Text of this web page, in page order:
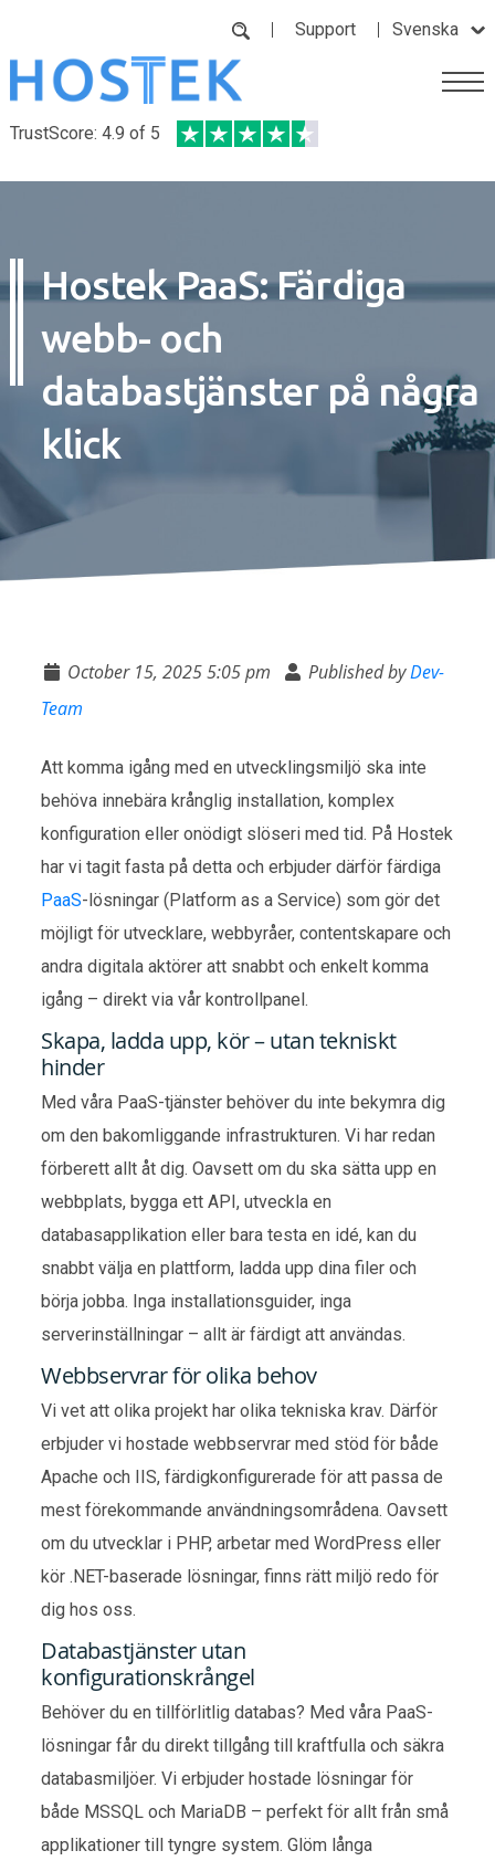
Support Svenska
TrustScore: 4.9 of 5
Hostek PaaS: Färdiga
webb- och
databastjänster på några
klick
October 15, 2025 5:05 pm Published byDev-
Team
Att komma igång med en utvecklingsmiljö ska inte
behöva innebära krånglig installation, komplex
konfiguration eller onödigt slöseri med tid. På Hostek
har vi tagit fasta på detta och erbjuder därför färdiga
PaaS-lösningar (Platform as a Service) som gör det
möjligt för utvecklare, webbyråer, contentskapare och
andra digitala aktörer att snabbt och enkelt komma
igång – direkt via vår kontrollpanel.
Skapa, ladda upp, kör – utan tekniskt
hinder
Med våra PaaS-tjänster behöver du inte bekymra dig
om den bakomliggande infrastrukturen. Vi har redan
förberett allt åt dig. Oavsett om du ska sätta upp en
webbplats, bygga ett API, utveckla en
databasapplikation eller bara testa en idé, kan du
snabbt välja en plattform, ladda upp dina filer och
börja jobba. Inga installationsguider, inga
serverinställningar – allt är färdigt att användas.
Webbservrar för olika behov
Vi vet att olika projekt har olika tekniska krav. Därför
erbjuder vi hostade webbservrar med stöd för både
Apache och IIS, färdigkonfigurerade för att passa de
mest förekommande användningsområdena. Oavsett
om du utvecklar i PHP, arbetar med WordPress eller
kör .NET-baserade lösningar, finns rätt miljö redo för
dig hos oss.
Databastjänster utan
konfigurationskrångel
Behöver du en tillförlitlig databas? Med våra PaaS-
lösningar får du direkt tillgång till kraftfulla och säkra
databasmiljöer. Vi erbjuder hostade lösningar för
både MSSQL och MariaDB – perfekt för allt från små
applikationer till tyngre system. Glöm långa